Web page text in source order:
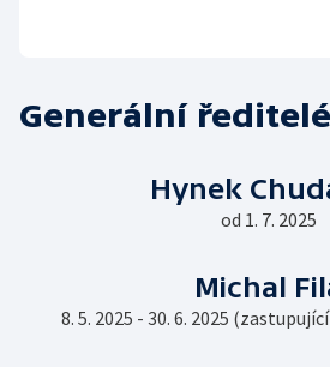
Generální ředitelé
Hynek
od 1. 7. 2025
Michal
8. 5. 2025 - 30. 6. 2025